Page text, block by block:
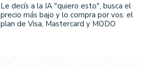
Le decís a la IA "quiero esto", busca el
precio más bajo y lo compra por vos: el
plan de Visa, Mastercard y MODO